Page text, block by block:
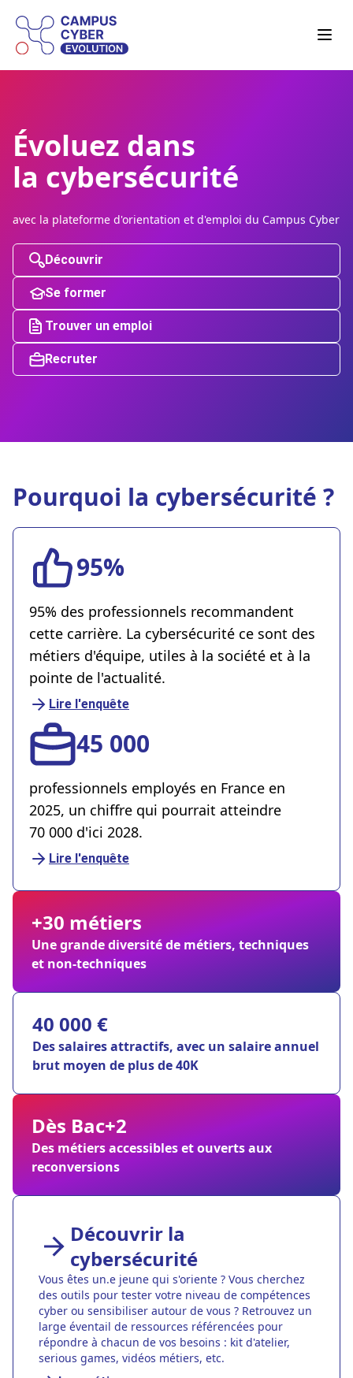
Évoluez dans
la cybersécurité
avec la plateforme d'orientation et d'emploi du Campus Cyber
Découvrir
Se former
Trouver un emploi
Recruter
Pourquoi la cybersécurité ?
95%
95% des professionnels recommandent
cette carrière. La cybersécurité ce sont des
métiers d'équipe, utiles à la société et à la
pointe de l'actualité.
Lire l'enquête
45 000
professionnels employés en France en
2025, un chiffre qui pourrait atteindre
70 000 d'ici 2028.
Lire l'enquête
+30 métiers
Une grande diversité de métiers, techniques
et non-techniques
40 000 €
Des salaires attractifs, avec un salaire annuel
brut moyen de plus de 40K
Dès Bac+2
Des métiers accessibles et ouverts aux
reconversions
Découvrir la
cybersécurité
Vous êtes un.e jeune qui s'oriente ? Vous cherchez
des outils pour tester votre niveau de compétences
cyber ou sensibiliser autour de vous ? Retrouvez un
large éventail de ressources référencées pour
répondre à chacun de vos besoins : kit d'atelier,
serious games, vidéos métiers, etc.